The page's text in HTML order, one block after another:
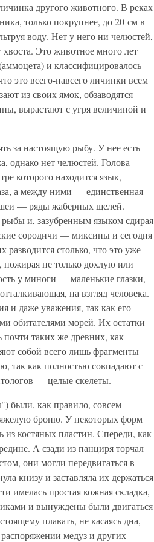
другого животного. В реках
только покрупнее, до 20 см в
воду. Нет у него ни челюстей,
Это животное много лет
и классифицировалось
это всего-навсего личинки всем
из своих ямок, обзаводятся
вырастают с угря величиной и
за настоящую рыбу. У нее есть
однако нет челюстей. Голова
которого находится язык,
а между ними — единственная
шеи — ряды жаберных щелей.
и, зазубренным языком сдирая
сородичи — миксины и сегодня
разводится столько, что это уже
не только дохлую или
у миноги — маленькие глазки,
на взгляд человека.
и даже уважения, так как его
обитателями морей. Их остатки
таких же древних, как
собой всего лишь фрагменты
так как полностью совпадают с
— целые скелеты.
были, как правило, совсем
броню. У некоторых форм
из костяных пластин. Спереди, как
А сзади из панциря торчал
они могли передвигаться в
книзу и заставляла их держаться
имелась простая кожная складка,
и вынуждены были двигаться
плавать, не касаясь дна,
медуз и других